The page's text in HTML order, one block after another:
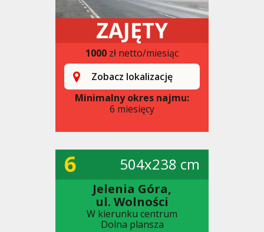
ZAJĘTY
1000 zł netto/miesiąc
Zobacz lokalizację
Minimalny okres najmu:
6 miesięcy
6 504x238 cm
Jelenia Góra,
ul. Wolności
W kierunku centrum
Dolna plansza